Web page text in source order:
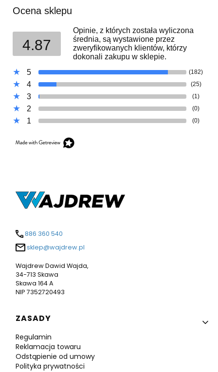
Ocena sklepu
4.87
Opinie, z których została wyliczona
średnia, są wystawione przez
zweryfikowanych klientów, którzy
dokonali zakupu w sklepie.
5
(182)
4 (25)
3 (1)
2 (0)
1 (0)
886 360 540
sklep@wajdrew.pl
Wajdrew Dawid Wajda,
34-713 Skawa
Skawa 164 A
NIP 7352720493
Linki w stopce
ZASADY
Regulamin
Reklamacja towaru
Odstąpienie od umowy
Polityka prywatności